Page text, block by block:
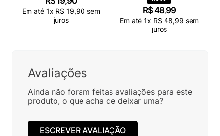
Em até 1x R$ 19,90 sem
juros
R$48,99
Em até 1x R$ 48,99 sem
juros
Avaliações
Ainda não foram feitas avaliações para este
produto, o que acha de deixar uma?
ESCREVER AVALIAÇÃO